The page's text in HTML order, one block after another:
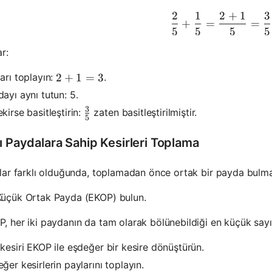
5
2
+
5
1
=
5
2 + 1
=
5
3
toplayın: 2+1=3
2 + 1 = 3.
aynı tutun: 5.
basitleştirin: \frac{3}{5}
5
3 zaten basitleştirilmiştir.
Paydalara Sahip Kesirleri Toplama
farklı olduğunda, toplamadan önce ortak bir payda
Ortak Payda (EKOP) bulun.
her iki paydanın da tam olarak bölünebildiği en küçük
EKOP ile eşdeğer bir kesire dönüştürün.
kesirlerin paylarını toplayın.